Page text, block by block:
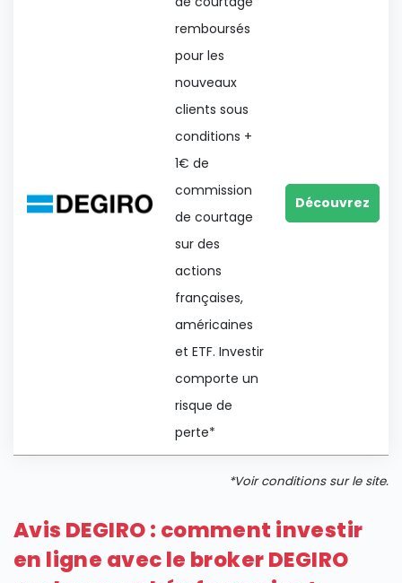
remboursés
pour les
nouveaux
clients sous
conditions +
1€ de
commission
de courtage
sur des
actions
françaises,
américaines
et ETF. Investir
comporte un
risque de
perte*
Découvrez
*Voir conditions sur le site.
Avis DEGIRO : comment investir
en ligne avec le broker DEGIRO